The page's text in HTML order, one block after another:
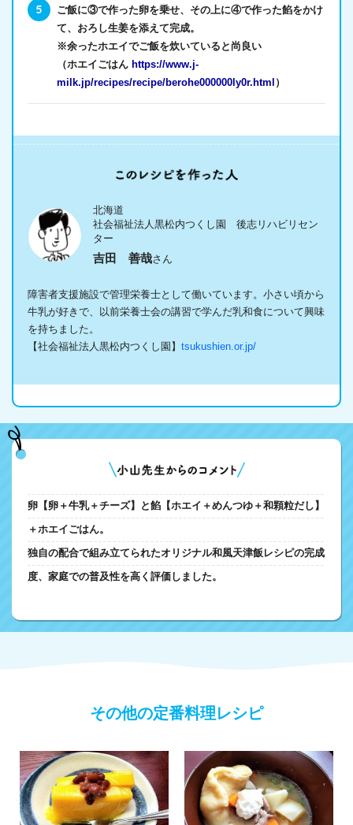
ご飯に③で作った卵を乗せ、その上に④で作った餡をかけ
て、おろし生姜を添えて完成。
※余ったホエイでご飯を炊いていると尚良い
（ホエイごはん https://www.j-
milk.jp/recipes/recipe/berohe000000ly0r.html ）
北海道
社会福祉法人黒松内つくし園 後志リハビリセン
ター
吉田 善哉さん
障害者支援施設で管理栄養士として働いています。小さい頃から
牛乳が好きで、以前栄養士会の講習で学んだ乳和食について興味
を持ちました。
【社会福祉法人黒松内つくし園】 tsukushien.or.jp/
卵【卵＋牛乳＋チーズ】と餡【ホエイ＋めんつゆ＋和顆粒だし】
＋ホエイごはん。
独自の配合で組み立てられたオリジナル和風天津飯レシピの完成
度、家庭での普及性を高く評価しました。
その他の定番料理レシピ